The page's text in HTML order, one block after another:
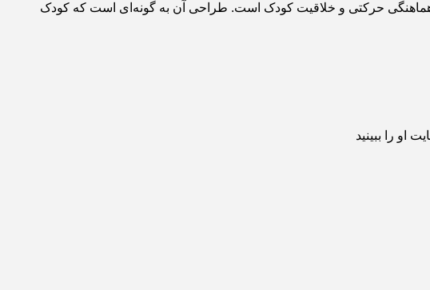
هماهنگی حرکتی و خلاقیت کودک است. طراحی آن به گونه‌ای است که کودک
او را ببینید